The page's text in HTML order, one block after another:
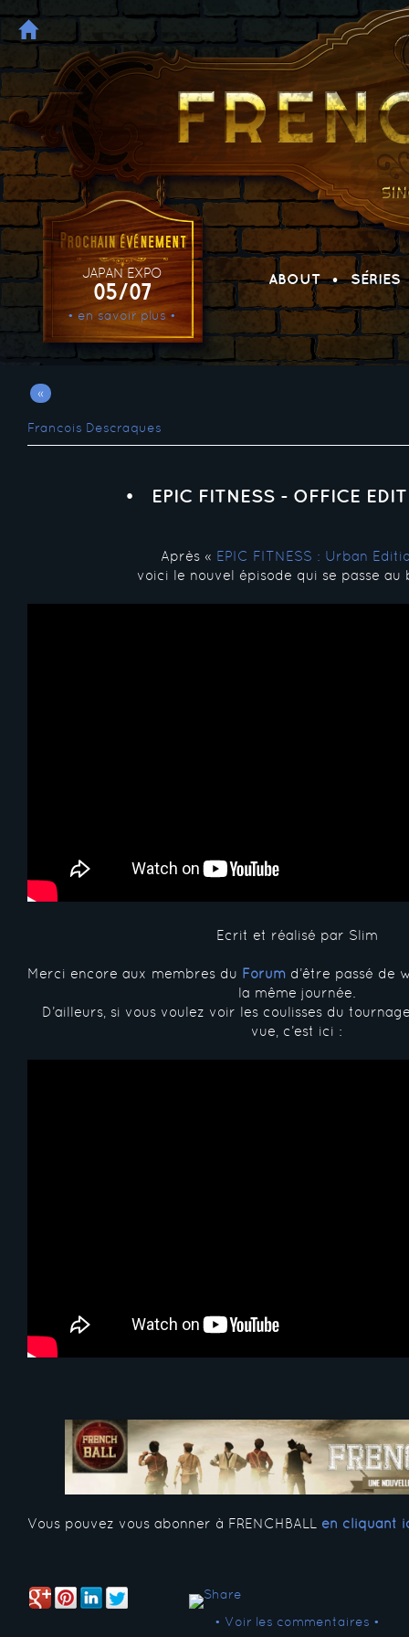
JAPAN EXPO
05/07
• en savoir plus •
ABOUT SÉRIES
«
Francois Descraques
EPIC FITNESS - OFFICE
Après « EPIC FITNESS : Urban
voici le nouvel épisode qui se passe au
Ecrit et réalisé par Slim
Merci encore aux membres du Forum d’être passé de
la même journée.
D’ailleurs, si vous voulez voir les coulisses du
vue, c’est ici :
Vous pouvez vous abonner à FRENCHBALL en cliquant
• Voir les commentaires •